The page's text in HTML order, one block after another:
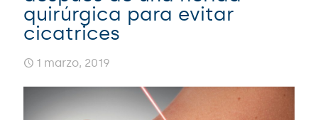
quirúrgica para evitar
cicatrices
1 marzo, 2019